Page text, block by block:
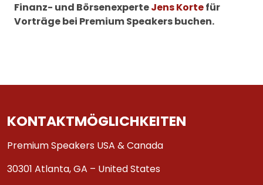
Finanz- und BörsenexperteJens Kortefür
Vorträge bei Premium Speakers buchen.
KONTAKTMÖGLICHKEITEN
Premium Speakers USA & Canada
30301 Atlanta, GA – United States